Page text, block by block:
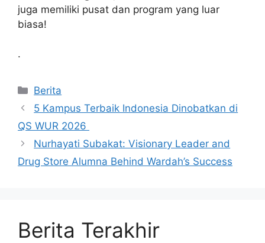
juga memiliki pusat dan program yang luar
biasa!
.
Kategori
Berita
5 Kampus Terbaik Indonesia Dinobatkan di
QS WUR 2026
Nurhayati Subakat: Visionary Leader and
Drug Store Alumna Behind Wardah’s Success
Berita Terakhir